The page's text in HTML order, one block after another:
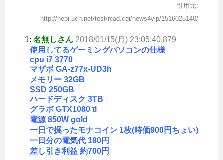
引用元:
http://hebi.5ch.net/test/read.cgi/news4vip/1516025140/
1: 名無しさん 2018/01/15(月) 23:05:40.879
使用してるゲーミングパソコンの仕様
cpu i7 3770
マザボ GA-z77x-UD3h
メモリー 32GB
SSD 250GB
ハードディスク 3TB
グラボ GTX1080 ti
電源 850W gold
一日で掘ったモナコイン 1枚(時価900円ちょい)
一日分の電気代 180円
差し引き利益 約700円